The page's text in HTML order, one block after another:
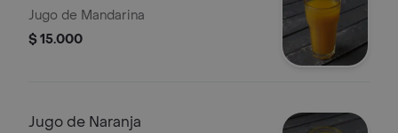
Jugo de Mandarina
$ 15.000
Jugo de Naranja